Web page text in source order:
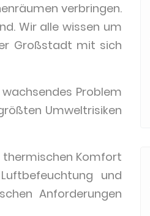
verbringen.
Wir alle wissen um
Großstadt mit sich
Problem
Umweltrisiken
thermischen Komfort
und
Anforderungen